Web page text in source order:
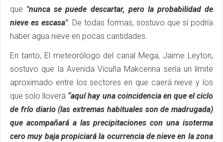
que "nunca se puede descartar, pero la probabilidad de
nieve es escasa". De todas formas, sostuvo que sí podría
haber agua nieve en pocas cantidades.
En tanto, El meteorólogo del canal Mega, Jaime Leyton,
sostuvo que la Avenida Vicuña Makcenna sería un límite
aproximado entre los sectores en que caerá nieve y los
que solo lloverá “aquí hay una coincidencia en que el ciclo
de frío diario (las extremas habituales son de madrugada)
que acompañará a las precipitaciones con una isoterma
cero muy baja propiciará la ocurrencia de nieve en la zona